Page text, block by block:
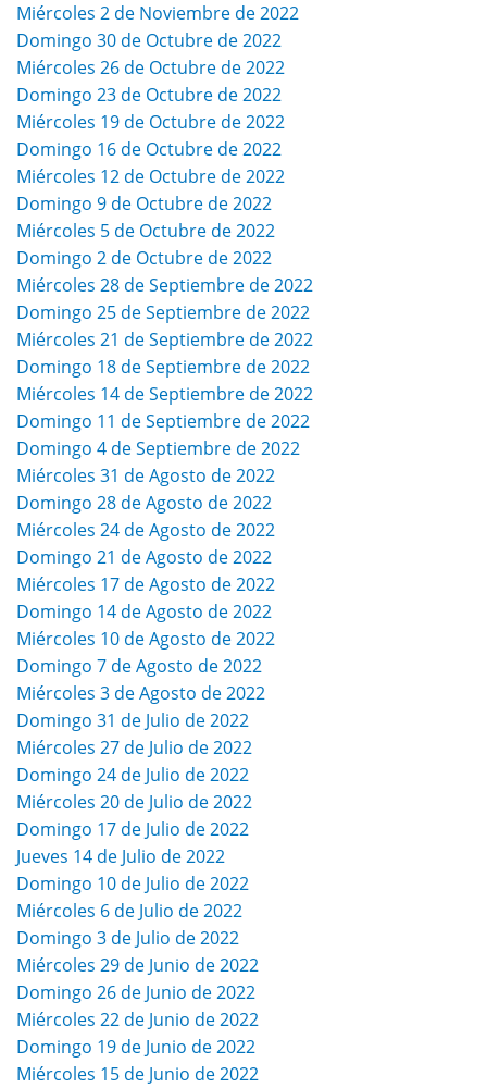
Miércoles 2 de Noviembre de 2022
Domingo 30 de Octubre de 2022
Miércoles 26 de Octubre de 2022
Domingo 23 de Octubre de 2022
Miércoles 19 de Octubre de 2022
Domingo 16 de Octubre de 2022
Miércoles 12 de Octubre de 2022
Domingo 9 de Octubre de 2022
Miércoles 5 de Octubre de 2022
Domingo 2 de Octubre de 2022
Miércoles 28 de Septiembre de 2022
Domingo 25 de Septiembre de 2022
Miércoles 21 de Septiembre de 2022
Domingo 18 de Septiembre de 2022
Miércoles 14 de Septiembre de 2022
Domingo 11 de Septiembre de 2022
Domingo 4 de Septiembre de 2022
Miércoles 31 de Agosto de 2022
Domingo 28 de Agosto de 2022
Miércoles 24 de Agosto de 2022
Domingo 21 de Agosto de 2022
Miércoles 17 de Agosto de 2022
Domingo 14 de Agosto de 2022
Miércoles 10 de Agosto de 2022
Domingo 7 de Agosto de 2022
Miércoles 3 de Agosto de 2022
Domingo 31 de Julio de 2022
Miércoles 27 de Julio de 2022
Domingo 24 de Julio de 2022
Miércoles 20 de Julio de 2022
Domingo 17 de Julio de 2022
Jueves 14 de Julio de 2022
Domingo 10 de Julio de 2022
Miércoles 6 de Julio de 2022
Domingo 3 de Julio de 2022
Miércoles 29 de Junio de 2022
Domingo 26 de Junio de 2022
Miércoles 22 de Junio de 2022
Domingo 19 de Junio de 2022
Miércoles 15 de Junio de 2022